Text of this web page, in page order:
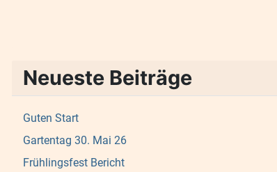
Neueste Beiträge
Guten Start
Gartentag 30. Mai 26
Frühlingsfest Bericht